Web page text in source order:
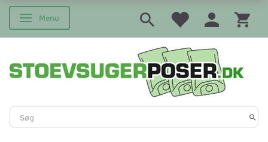
Skifte navigation
Menu